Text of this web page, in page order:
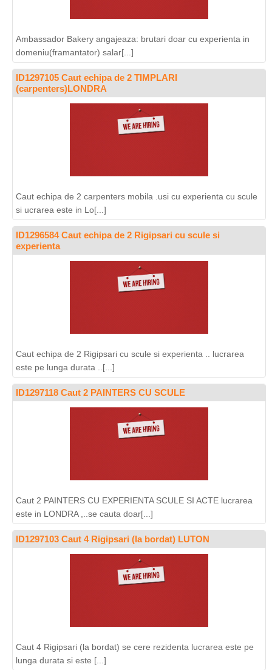
Ambassador Bakery angajeaza: brutari doar cu experienta in
domeniu(framantator) salar[...]
ID1297105 Caut echipa de 2 TIMPLARI
(carpenters)LONDRA
Caut echipa de 2 carpenters mobila .usi cu experienta cu scule
si ucrarea este in Lo[...]
ID1296584 Caut echipa de 2 Rigipsari cu scule si
experienta
Caut echipa de 2 Rigipsari cu scule si experienta .. lucrarea
este pe lunga durata ..[...]
ID1297118 Caut 2 PAINTERS CU SCULE
Caut 2 PAINTERS CU EXPERIENTA SCULE SI ACTE lucrarea
este in LONDRA ,..se cauta doar[...]
ID1297103 Caut 4 Rigipsari (la bordat) LUTON
Caut 4 Rigipsari (la bordat) se cere rezidenta lucrarea este pe
lunga durata si este [...]